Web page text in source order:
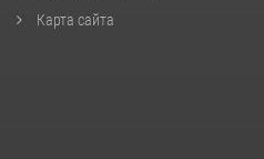
Карта сайта